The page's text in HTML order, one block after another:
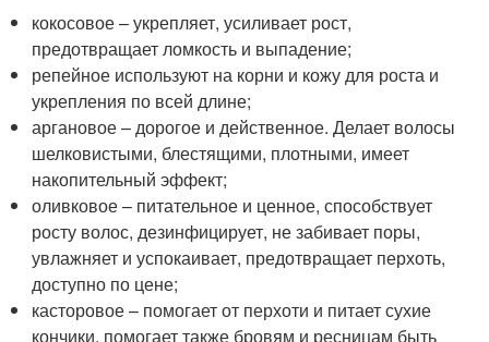
кокосовое – укрепляет, усиливает рост,
предотвращает ломкость и выпадение;
репейное используют на корни и кожу для роста и
укрепления по всей длине;
аргановое – дорогое и действенное. Делает волосы
шелковистыми, блестящими, плотными, имеет
накопительный эффект;
оливковое – питательное и ценное, способствует
росту волос, дезинфицирует, не забивает поры,
увлажняет и успокаивает, предотвращает перхоть,
доступно по цене;
касторовое – помогает от перхоти и питает сухие
кончики, помогает также бровям и ресницам быть